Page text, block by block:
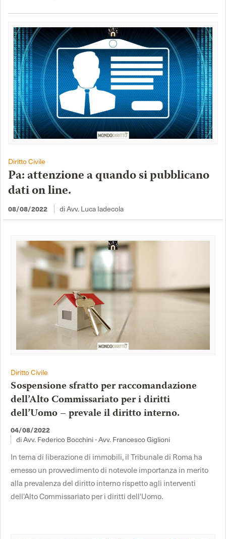
Diritto Civile
Pa: attenzione a quando si pubblicano
dati on line.
08/08/2022 di Avv. Luca Iadecola
Diritto Civile
Sospensione sfratto per raccomandazione
dell’Alto Commissariato per i diritti
dell’Uomo – prevale il diritto interno.
04/08/2022
di Avv. Federico Bocchini - Avv. Francesco Giglioni
In tema di liberazione di immobili, il Tribunale di Roma ha
emesso un provvedimento di notevole importanza in merito
alla prevalenza del diritto interno rispetto agli interventi
dell'Alto Commissariato per i diritti dell'Uomo.